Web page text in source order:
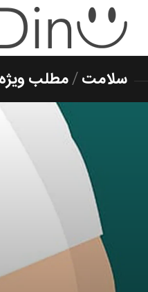
سلامت/مطلب ویژه